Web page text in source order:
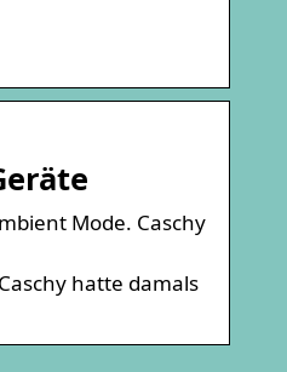
Mode. Caschy
hatte damals